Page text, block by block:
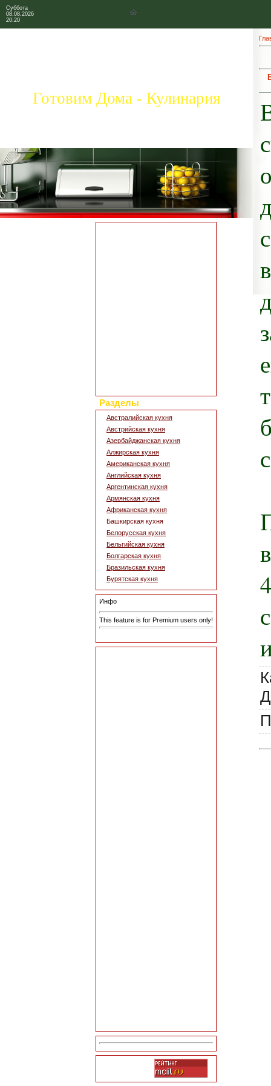
Суббота
08.08.2026
20:20
Готовим Дома - Кулинария
Разделы
Австралийская кухня
Австрийская кухня
Азербайджанская кухня
Алжирская кухня
Американская кухня
Английская кухня
Аргентинская кухня
Армянская кухня
Африканская кухня
Башкирская кухня
Белорусская кухня
Бельгийская кухня
Болгарская кухня
Бразильская кухня
Бурятская кухня
Инфо
This feature is for Premium users only!